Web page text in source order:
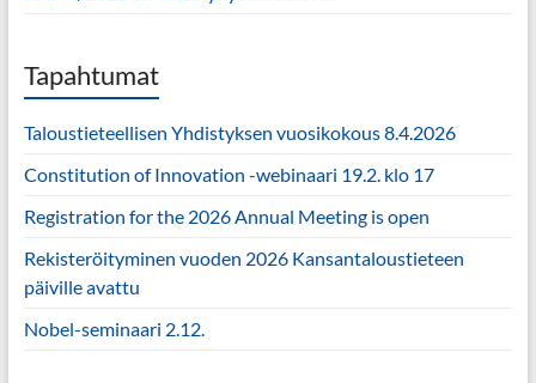
Tapahtumat
Taloustieteellisen Yhdistyksen vuosikokous 8.4.2026
Constitution of Innovation -webinaari 19.2. klo 17
Registration for the 2026 Annual Meeting is open
Rekisteröityminen vuoden 2026 Kansantaloustieteen
päiville avattu
Nobel-seminaari 2.12.